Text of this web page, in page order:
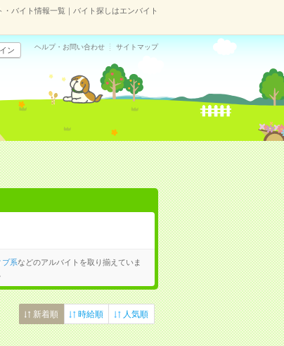
・バイト情報一覧｜バイト探しはエンバイト
ン ヘルプ・お問い合わせ サイトマップ
ブ系などのアルバイトを取り揃えていま
新着順 時給順 人気順